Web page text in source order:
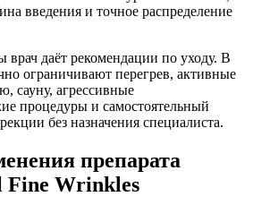
введения и точное распределение
врач даёт рекомендации по уходу. В
ограничивают перегрев, активные
сауну, агрессивные
процедуры и самостоятельный
без назначения специалиста.
препарата
Fine Wrinkles